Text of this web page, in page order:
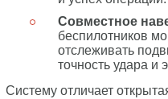
Совместное
беспилотников
отслеживать
точность удара и
Систему отличает